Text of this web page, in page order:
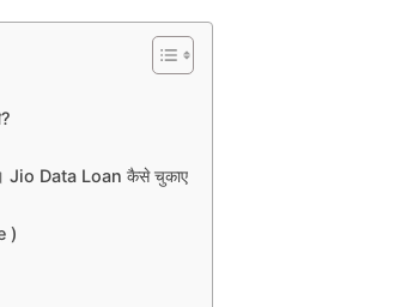
Jio Data Loan कैसे चुकाए
)